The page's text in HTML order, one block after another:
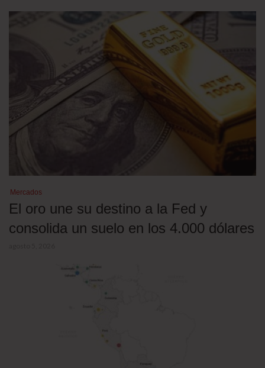
Mercados
El oro une su destino a la Fed y
consolida un suelo en los 4.000 dólares